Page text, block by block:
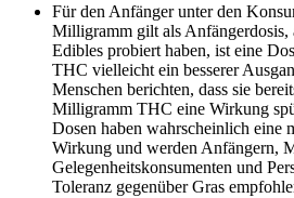
Für den Anfänger unter den
Milligramm gilt als Anfängerdosis,
Edibles probiert haben, ist eine
THC vielleicht ein besserer
Menschen berichten, dass sie
Milligramm THC eine Wirkung
Dosen haben wahrscheinlich eine
Wirkung und werden Anfängern,
Gelegenheitskonsumenten und
Toleranz gegenüber Gras